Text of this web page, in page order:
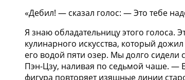
«Дебил! — сказал голос: — Это тебе
Я знаю обладательницу этого
кулинарного искусства, который
его водой пяти озер. Мы долго
Пэн-Цзу, наливая по седьмой чаше. —
фигура повторяет изящные линии